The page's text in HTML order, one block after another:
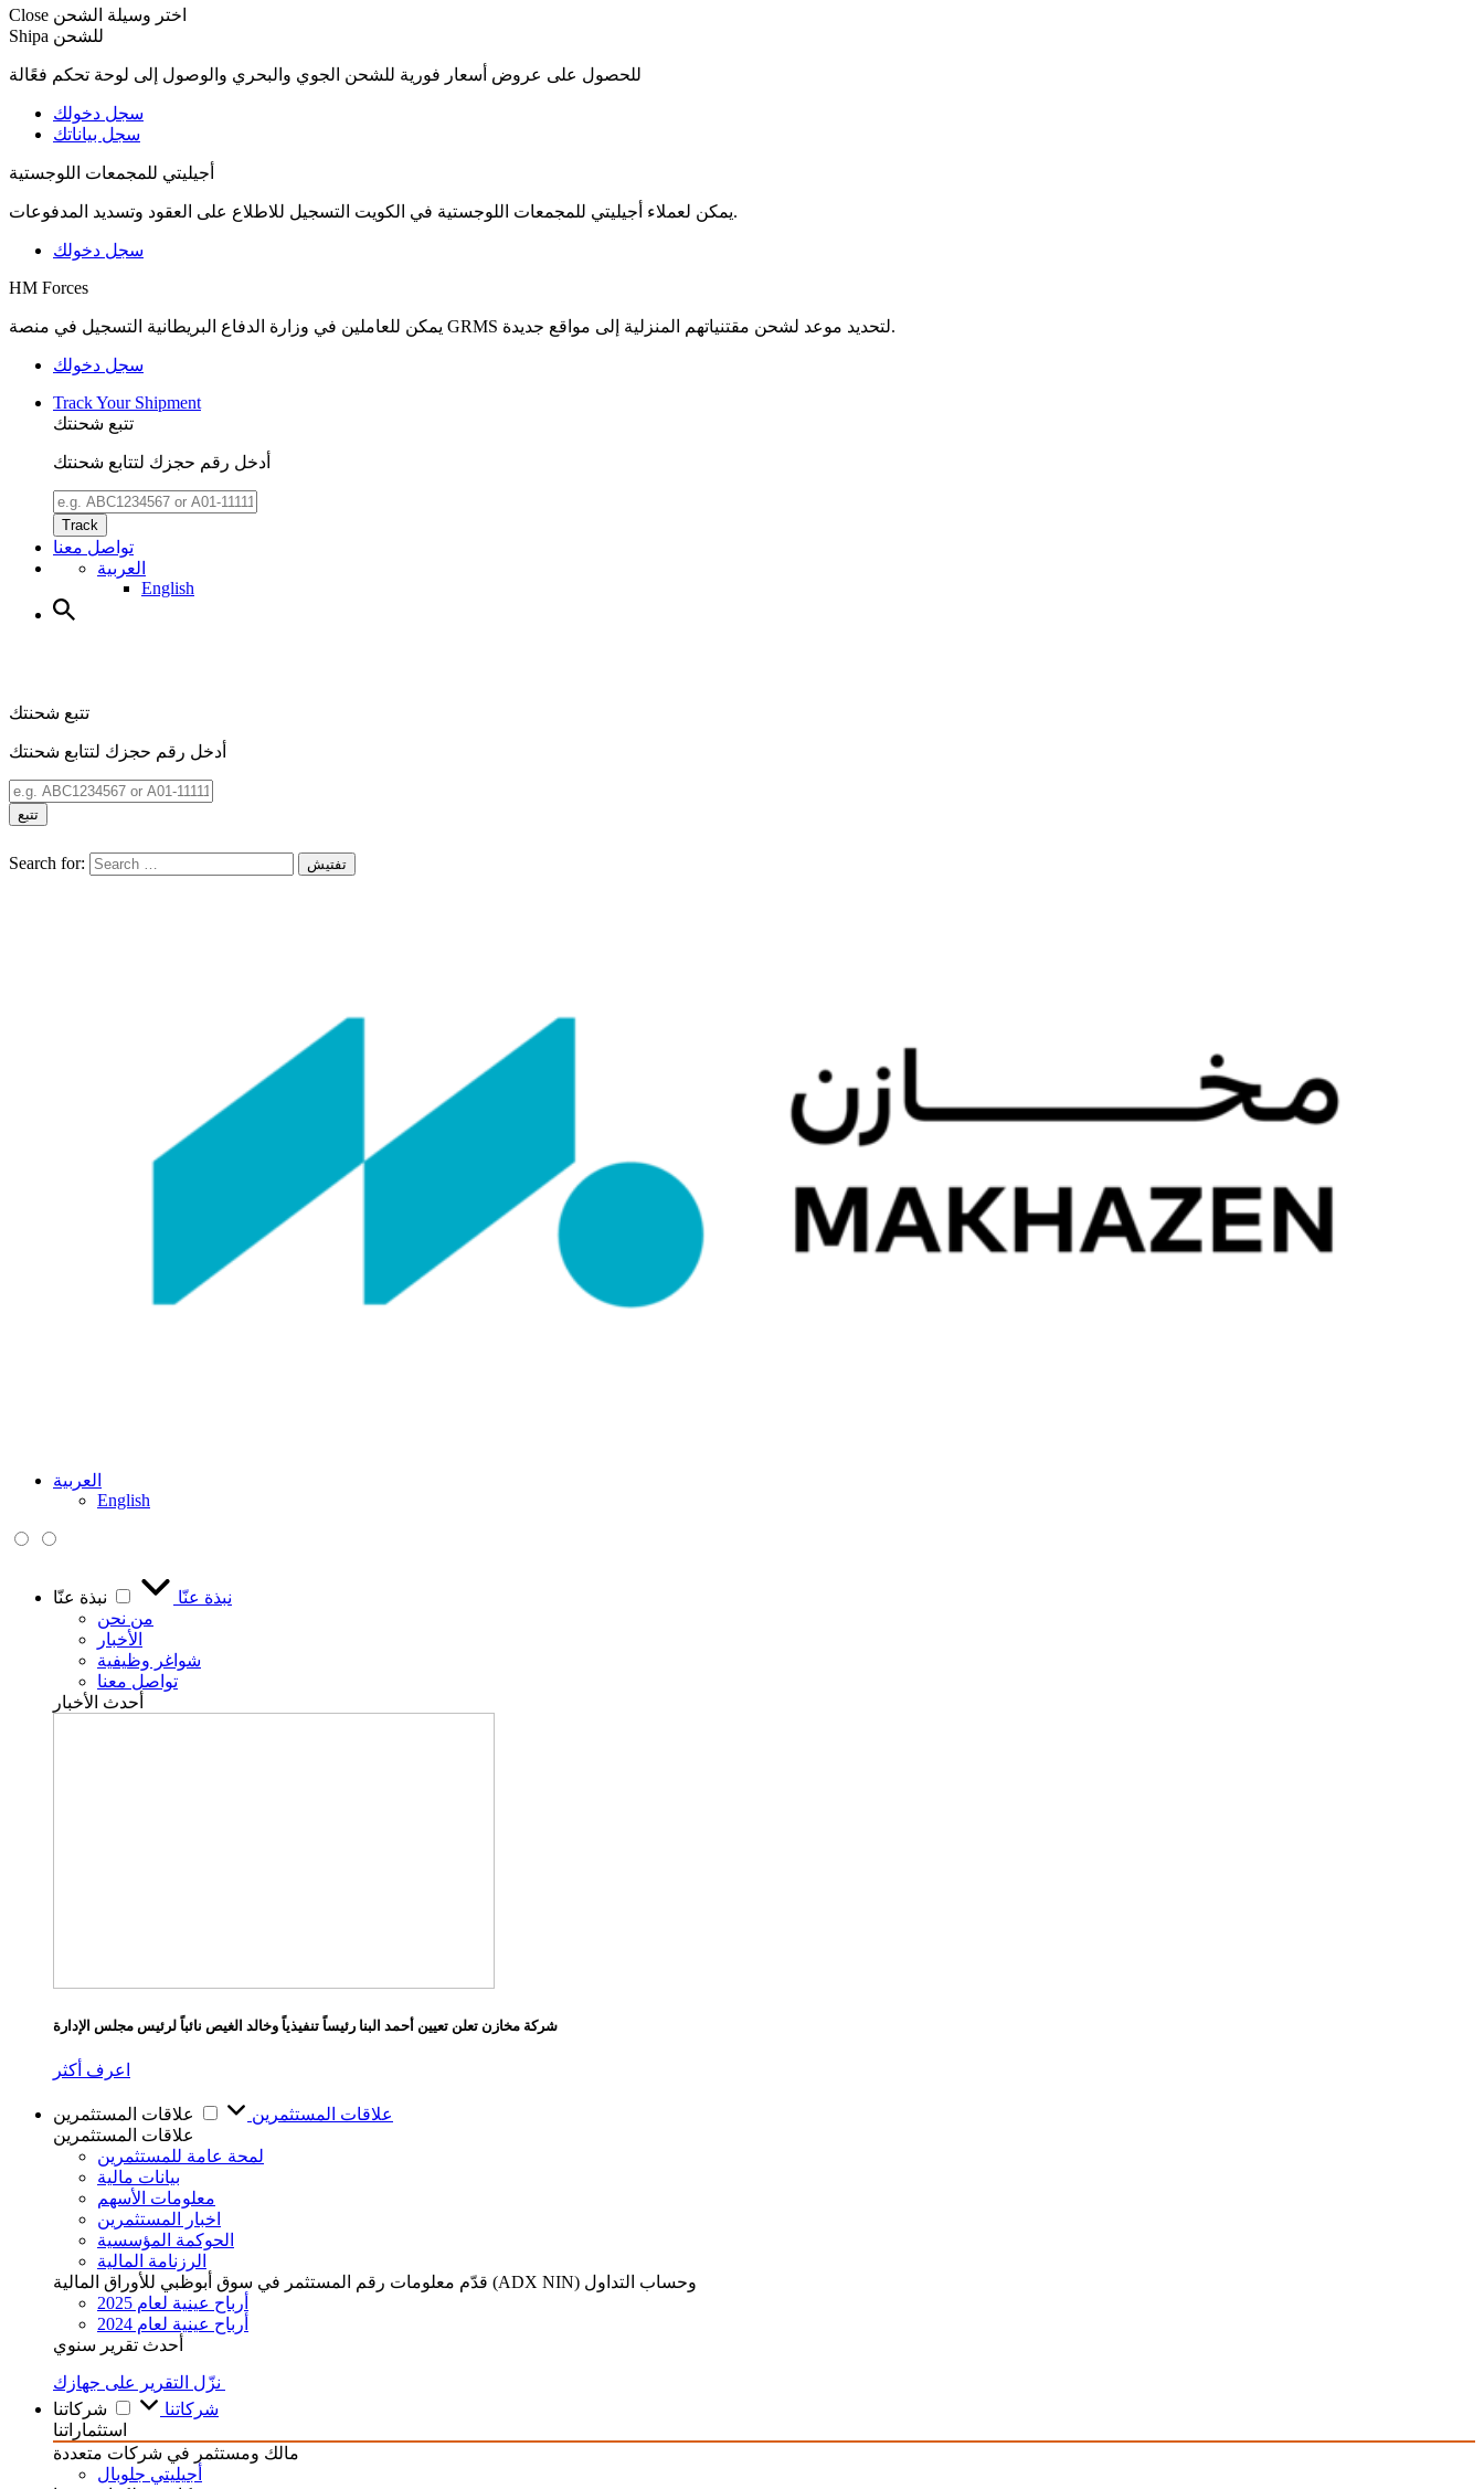
Close اختر وسيلة الشحن
Shipa للشحن
للحصول على عروض أسعار فورية للشحن الجوي والبحري والوصول إلى لوحة تحكم فعًالة
سجل دخولك
سجل بياناتك
أجيليتي للمجمعات اللوجستية
يمكن لعملاء أجيليتي للمجمعات اللوجستية في الكويت التسجيل للاطلاع على العقود وتسديد المدفوعات.
سجل دخولك
HM Forces
يمكن للعاملين في وزارة الدفاع البريطانية التسجيل في منصة GRMS لتحديد موعد لشحن مقتنياتهم المنزلية إلى مواقع جديدة.
سجل دخولك
Track Your Shipment
تتبع شحنتك
أدخل رقم حجزك لتتابع شحنتك
Track
تواصل معنا
العربية
English
تتبع شحنتك
أدخل رقم حجزك لتتابع شحنتك
تتبع
Search for: تفتيش
العربية
English
نبذة عنّا
نبذة عنّا
من نحن
الأخبار
شواغر وظيفية
تواصل معنا
أحدث الأخبار
شركة مخازن تعلن تعيين أحمد البنا رئيساً تنفيذياً وخالد الغيص نائباً لرئيس مجلس الإدارة
اعرف أكثر
علاقات المستثمرين
علاقات المستثمرين
علاقات المستثمرين
لمحة عامة للمستثمرين
بيانات مالية
معلومات الأسهم
اخبار المستثمرين
الحوكمة المؤسسية
الرزنامة المالية
قدّم معلومات رقم المستثمر في سوق أبوظبي للأوراق المالية (ADX NIN) وحساب التداول
أرباح عينية لعام 2025
أرباح عينية لعام 2024
أحدث تقرير سنوي
نزّل التقرير على جهازك
شركاتنا
شركاتنا
استثماراتنا
مالك ومستثمر في شركات متعددة
أجيليتي جلوبال